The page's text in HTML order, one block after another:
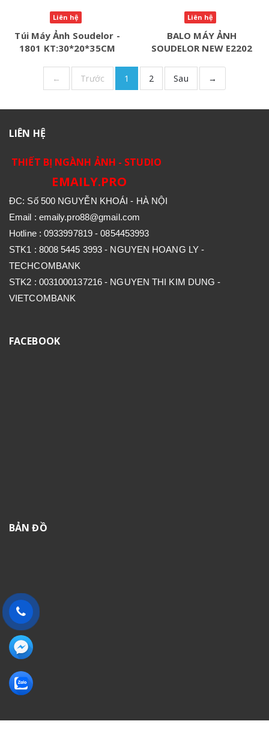
Liên hệ
Túi Máy Ảnh Soudelor -
1801 KT:30*20*35CM
Liên hệ
BALO MÁY ẢNH
SOUDELOR NEW E2202
← Trước 1 2 Sau →
LIÊN HỆ
THIẾT BỊ NGÀNH ẢNH - STUDIO
EMAILY.PRO
ĐC: Số 500 NGUYỄN KHOÁI - HÀ NỘI
Email : emaily.pro88@gmail.com
Hotline : 0933997819 - 0854453993
STK1 : 8008 5445 3993 - NGUYEN HOANG LY -
TECHCOMBANK
STK2 : 0031000137216 - NGUYEN THI KIM DUNG -
VIETCOMBANK
FACEBOOK
BẢN ĐỒ